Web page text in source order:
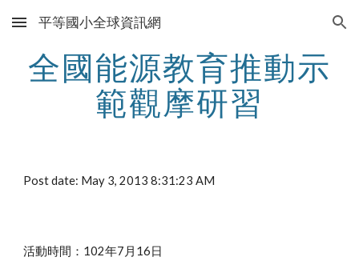
Skip to main content Skip to navigation
平等國小全球資訊網
全國能源教育推動示
範觀摩研習
Post date: May 3, 2013 8:31:23 AM
活動時間：102年7月16日